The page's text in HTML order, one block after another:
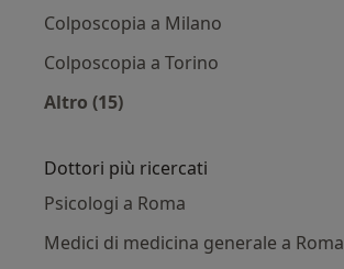
Colposcopia a Milano
Colposcopia a Torino
Altro (15)
Dottori più ricercati
Psicologi a Roma
Medici di medicina generale a Roma